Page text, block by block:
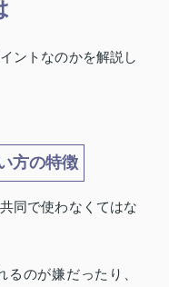
ントなのかを解説し
方の特徴
同で使わなくてはな
のが嫌だったり、